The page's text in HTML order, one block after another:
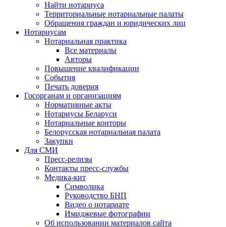
Найти нотариуса
Территориальные нотариальные палаты
Обращения граждан и юридических лиц
Нотариусам
Нотариальная практика
Все материалы
Авторы
Повышение квалификации
События
Печать доверия
Госорганам и организациям
Нормативные акты
Нотариусы Беларуси
Нотариальные конторы
Белорусская нотариальная палата
Закупки
Для СМИ
Пресс-релизы
Контакты пресс-службы
Медика-кит
Символика
Руководство БНП
Видео о нотариате
Имиджевые фотографии
Об использовании материалов сайта